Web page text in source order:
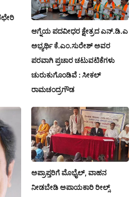
ಆಗ್ನೆಯ ಪದವೀಧರ ಕ್ಷೇತ್ರದ ಎನ್.ಡಿ.ಎ
ಅಭ್ಯರ್ಥಿ ಕೆ.ಎಂ.ಸುರೇಶ್‌ ಅವರ
ಪರವಾಗಿ ಪ್ರಚಾರ ಚಟುವಟಿಕೆಗಳು
ಚುರುಕುಗೊಂಡಿವೆ : ಸೀಕಲ್
ರಾಮಚಂದ್ರಗೌಡ
ಅಪ್ರಾಪ್ತರಿಗೆ ಮೊಭೈಲ್, ವಾಹನ
ನೀಡಬೇಡಿ ಅಪಾಯಕಾರಿ ರೀಲ್ಸ್